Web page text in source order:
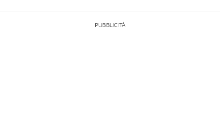
PUBBLICITÀ